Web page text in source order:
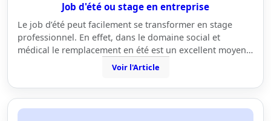
Job d'été ou stage en entreprise
Le job d’été peut facilement se transformer en stage
professionnel. En effet, dans le domaine social et
médical le remplacement en été est un excellent moyen…
Voir l'Article